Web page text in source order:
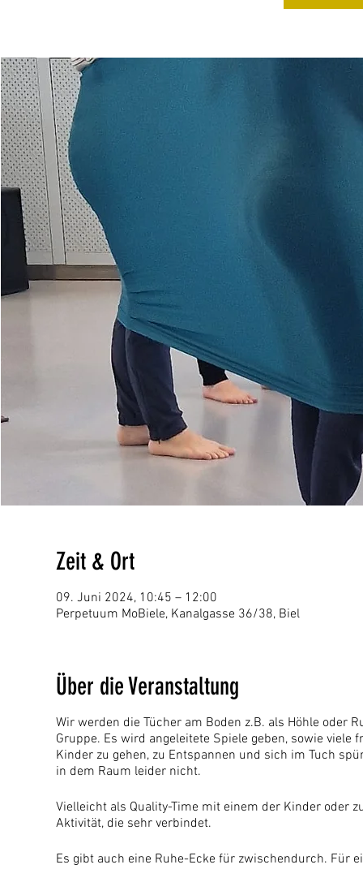
Zeit & Ort
09. Juni 2024, 10:45 – 12:00
Perpetuum MoBiele, Kanalgasse 36/38, Biel
Über die Veranstaltung
Wir werden die Tücher am Boden z.B. als Höhle oder
Gruppe. Es wird angeleitete Spiele geben, sowie
Kinder zu gehen, zu Entspannen und sich im Tuch
in dem Raum leider nicht.
Vielleicht als Quality-Time mit einem der Kinder oder
Aktivität, die sehr verbindet.
Es gibt auch eine Ruhe-Ecke für zwischendurch. Für